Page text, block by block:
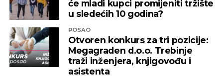
će mladi kupci promijeniti tržište
u sledećih 10 godina?
POSAO
Otvoren konkurs za tri pozicije:
Megagraden d.o.o. Trebinje
traži inženjera, knjigovođu i
asistenta